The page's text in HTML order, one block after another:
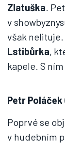
Zlatuška.
v
však nelituje.
Lstibůrka,
kapele. S
Petr Poláček
Poprvé se
v hudebním